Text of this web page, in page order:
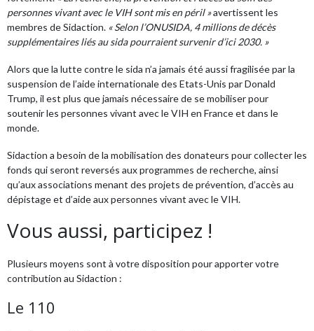
personnes vivant avec le VIH sont mis en péril »avertissent les
membres de Sidaction. « Selon l’ONUSIDA, 4 millions de décès
supplémentaires liés au sida pourraient survenir d’ici 2030. »
Alors que la lutte contre le sida n’a jamais été aussi fragilisée par la
suspension de l’aide internationale des Etats-Unis par Donald
Trump, il est plus que jamais nécessaire de se mobiliser pour
soutenir les personnes vivant avec le VIH en France et dans le
monde.
Sidaction a besoin de la mobilisation des donateurs pour collecter les
fonds qui seront reversés aux programmes de recherche, ainsi
qu’aux associations menant des projets de prévention, d’accès au
dépistage et d’aide aux personnes vivant avec le VIH.
Vous aussi, participez !
Plusieurs moyens sont à votre disposition pour apporter votre
contribution au Sidaction :
Le 110